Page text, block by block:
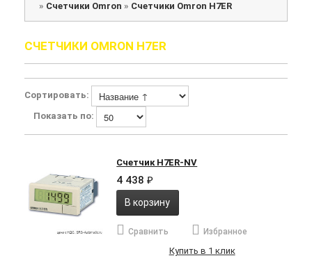
» Счетчики Omron » Счетчики Omron H7ER
СЧЕТЧИКИ OMRON H7ER
Сортировать:
Показать по:
Счетчик H7ER-NV
4 438₽
В корзину
Сравнить Избранное
Купить в 1 клик